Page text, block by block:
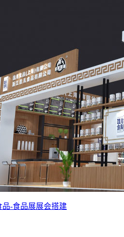
品-食品展展会搭建